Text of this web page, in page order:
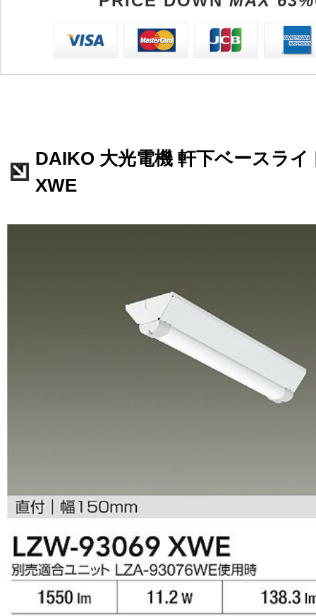
DAIKO 大光電機 軒下ベースライ
XWE